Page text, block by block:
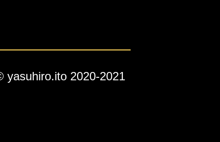
yasuhiro.ito 2020-2021